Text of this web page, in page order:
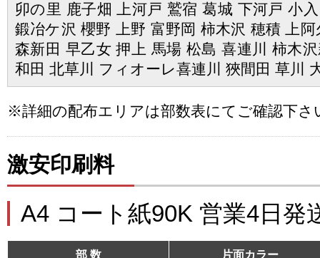
卯の里 鹿子畑 上河戸 鷲宿 葛城 下河戸 小
鍛冶ケ沢 櫻野 上野 富野岡 柿木沢 穂積 上
森新田 早乙女 押上 馬場 松島 喜連川 柿木
和田 北草川 フィオーレ喜連川 狹間田 草川
※詳細の配布エリアは部数表にてご確認下さ
激安印刷料
A4 コート紙90K 営業4日発
部 数 片面カラー